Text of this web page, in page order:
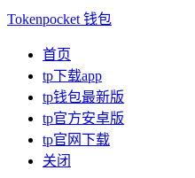
Tokenpocket 钱包
首页
tp下载app
tp钱包最新版
tp官方安卓版
tp官网下载
关闭